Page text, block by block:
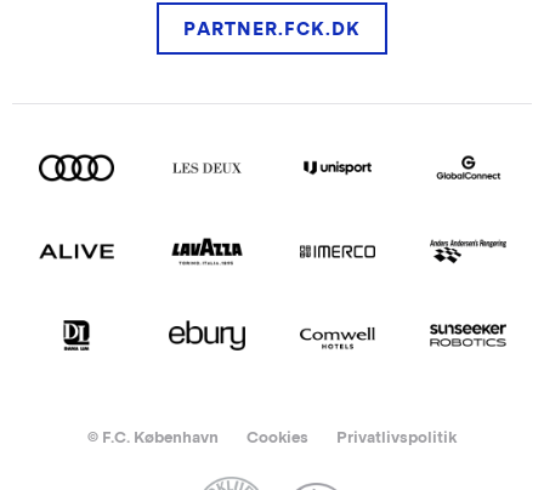
PARTNER.FCK.DK
© F.C. København Cookies Privatlivspolitik